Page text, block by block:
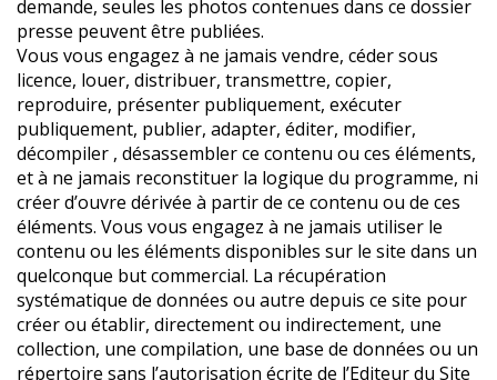
demande, seules les photos contenues dans ce dossier
presse peuvent être publiées.
Vous vous engagez à ne jamais vendre, céder sous
licence, louer, distribuer, transmettre, copier,
reproduire, présenter publiquement, exécuter
publiquement, publier, adapter, éditer, modifier,
décompiler , désassembler ce contenu ou ces éléments,
et à ne jamais reconstituer la logique du programme, ni
créer d’ouvre dérivée à partir de ce contenu ou de ces
éléments. Vous vous engagez à ne jamais utiliser le
contenu ou les éléments disponibles sur le site dans un
quelconque but commercial. La récupération
systématique de données ou autre depuis ce site pour
créer ou établir, directement ou indirectement, une
collection, une compilation, une base de données ou un
répertoire sans l’autorisation écrite de l’Editeur du Site